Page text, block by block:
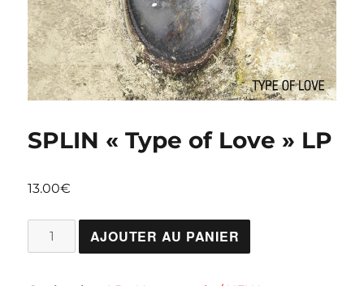
SPLIN « Type of Love » LP
13.00€
quantité
de
AJOUTER AU PANIER